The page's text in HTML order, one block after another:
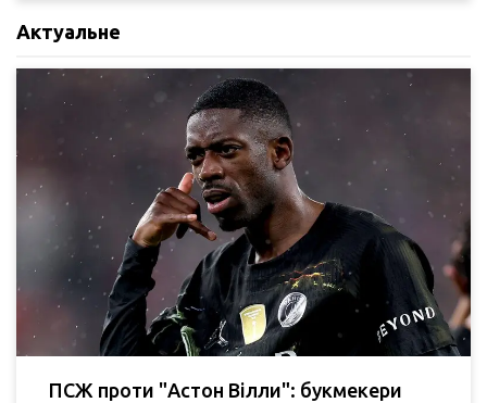
Актуальне
ПСЖ проти "Астон Вілли": букмекери